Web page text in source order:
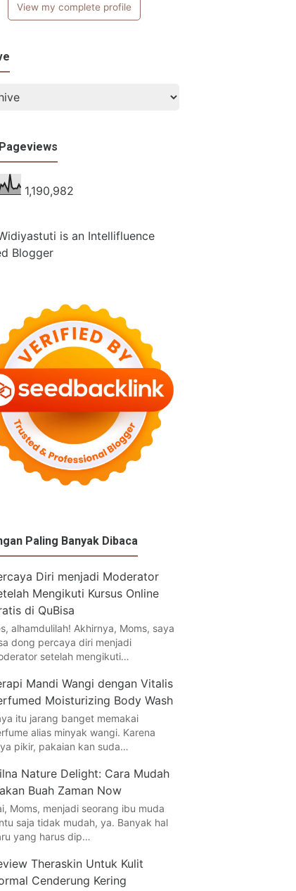
View my complete profile
1,190,982
Paling Banyak Dibaca
Diri menjadi Moderator
Mengikuti Kursus Online
di QuBisa
alhamdulilah! Akhirnya, Moms, saya
dong percaya diri menjadi
setelah mengikuti…
Mandi Wangi dengan Vitalis
Moisturizing Body Wash
itu jarang banget memakai
alias minyak wangi. Karena
pikir, pakaian kan suda…
Nature Delight: Cara Mudah
Buah Zaman Now
Moms, menjadi seorang ibu muda
saja tidak mudah, ya. Banyak hal
yang harus dip…
Theraskin Untuk Kulit
Cenderung Kering